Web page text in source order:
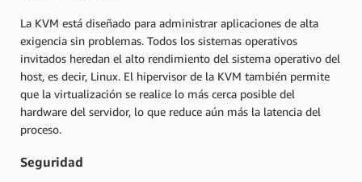
La KVM está diseñado para administrar aplicaciones de alta
exigencia sin problemas. Todos los sistemas operativos
invitados heredan el alto rendimiento del sistema operativo del
host, es decir, Linux. El hipervisor de la KVM también permite
que la virtualización se realice lo más cerca posible del
hardware del servidor, lo que reduce aún más la latencia del
proceso.
Seguridad